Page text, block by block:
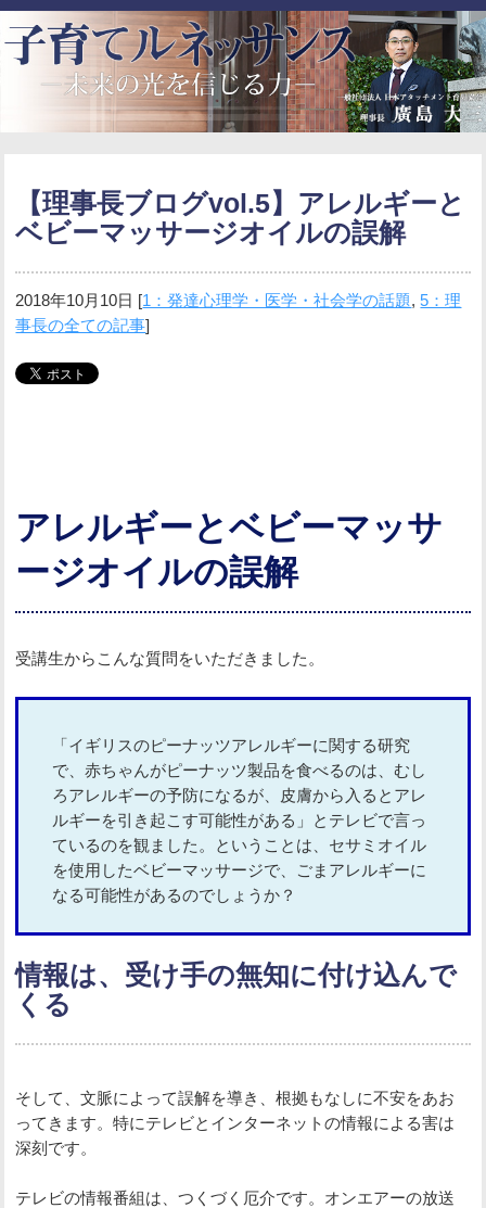
【理事長ブログvol.5】アレルギーと
ベビーマッサージオイルの誤解
2018年10月10日 [1：発達心理学・医学・社会学の話題,5：理
事長の全ての記事]
アレルギーとベビーマッサ
ージオイルの誤解
受講生からこんな質問をいただきました。
「イギリスのピーナッツアレルギーに関する研究
で、赤ちゃんがピーナッツ製品を食べるのは、むし
ろアレルギーの予防になるが、皮膚から入るとアレ
ルギーを引き起こす可能性がある」とテレビで言っ
ているのを観ました。ということは、セサミオイル
を使用したベビーマッサージで、ごまアレルギーに
なる可能性があるのでしょうか？
情報は、受け手の無知に付け込んで
くる
そして、文脈によって誤解を導き、根拠もなしに不安をあお
ってきます。特にテレビとインターネットの情報による害は
深刻です。
テレビの情報番組は、つくづく厄介です。オンエアーの放送